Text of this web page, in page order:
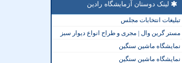
لینک دوستان آزمایشگاه رادین
تبلیغات انتخابات مجلس
مستر گرین وال | مجری و طراح انواع دیوار سبز
نمایشگاه ماشین سنگین
نمایشگاه ماشین سنگین